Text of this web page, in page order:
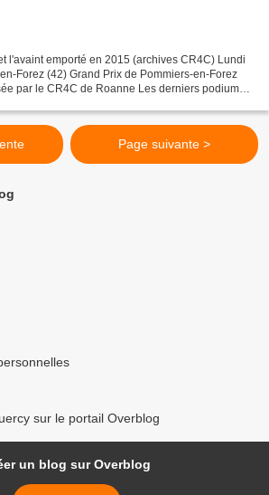
en 2015 (archives CR4C) Lundi
Forez (42) Grand Prix de Pommiers-en-Forez
par le CR4C de Roanne Les derniers podiums
Page suivante >
sur le portail Overblog
un blog sur Overblog